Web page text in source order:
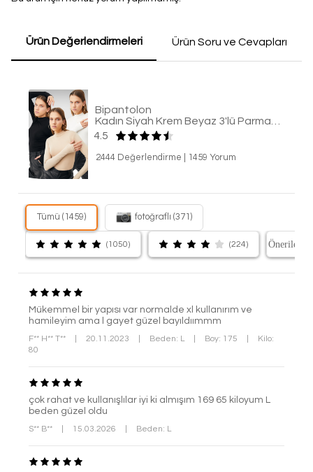
Ürün Değerlendirmeleri Ürün Soru ve Cevapları
Bipantolon
4.5
2444 Değerlendirme 1459 Yorum
Tümü (1459) fotoğraflı (371)
(1050) (224)
Mükemmel bir yapısı var normalde xl kullanırım ve
hamileyim ama l gayet güzel bayıldıımmm
F** H** T** 20.11.2023 Beden: L Boy: 175
Kilo:
80
çok rahat ve kullanışlılar iyi ki almışım 169 65 kiloyum L
beden güzel oldu
S** B** 15.03.2026 Beden: L